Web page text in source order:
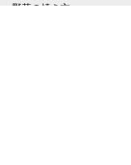
野菜の焼き方